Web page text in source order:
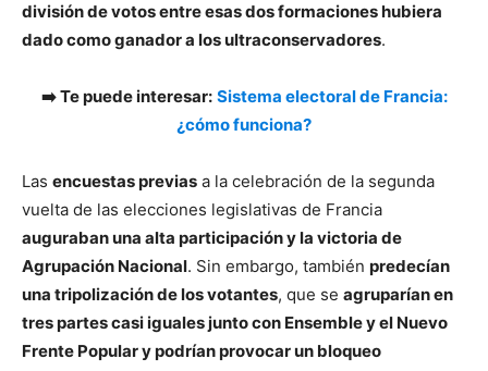
división de votos entre esas dos formaciones hubiera
dado como ganador a los ultraconservadores.
➡️ Te puede interesar: Sistema electoral de Francia:
¿cómo funciona?
Las encuestas previas a la celebración de la segunda
vuelta de las elecciones legislativas de Francia
auguraban una alta participación y la victoria de
Agrupación Nacional. Sin embargo, también predecían
una tripolización de los votantes, que se agruparían en
tres partes casi iguales junto con Ensemble y el Nuevo
Frente Popular y podrían provocar un bloqueo